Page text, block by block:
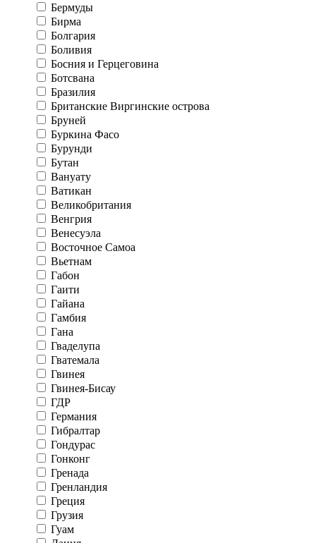
Бермуды
Бирма
Болгария
Боливия
Босния и Герцеговина
Ботсвана
Бразилия
Британские Виргинские острова
Бруней
Буркина Фасо
Бурунди
Бутан
Вануату
Ватикан
Великобритания
Венгрия
Венесуэла
Восточное Самоа
Вьетнам
Габон
Гаити
Гайана
Гамбия
Гана
Гваделупа
Гватемала
Гвинея
Гвинея-Бисау
ГДР
Германия
Гибралтар
Гондурас
Гонконг
Гренада
Гренландия
Греция
Грузия
Гуам